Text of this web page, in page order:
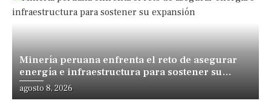
Minería peruana enfrenta el reto de asegurar
energía e infraestructura para sostener su
expansión
agosto 8, 2026